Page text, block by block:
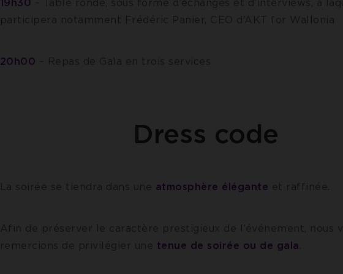
19h30 – Table ronde, sous forme d’échanges et d’interviews, à
participera notamment Frédéric Panier, CEO d’AKT for Wallonia
20h00 – Repas de Gala en trois services
Dress code
La soirée se tiendra dans une atmosphère élégante et raffinée.
Afin de préserver le caractère prestigieux de l’événement, nous
remercions de privilégier une tenue de soirée ou de gala.